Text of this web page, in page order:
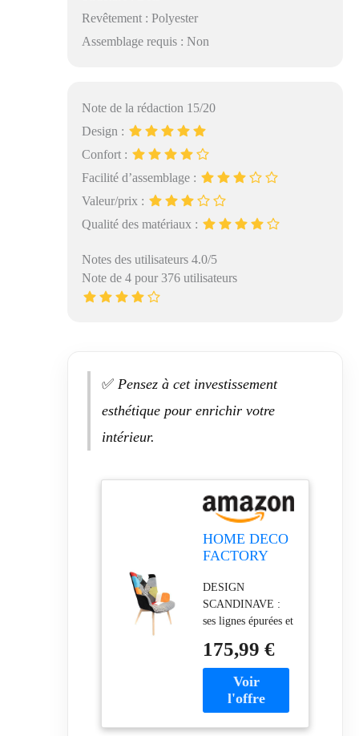
Revêtement : Polyester
Assemblage requis : Non
Note de la rédaction 15/20
Design :
Confort :
Facilité d’assemblage :
Valeur/prix :
Qualité des matériaux :
Notes des utilisateurs 4.0/5
Note de 4 pour 376 utilisateurs
✅ Pensez à cet investissement
esthétique pour enrichir votre
intérieur.
HOME DECO
FACTORY
Patchwork
Scandinave
Structure Bois
Orange
DESIGN
SCANDINAVE :
ses lignes épurées et
habillent avec
élégance. Une
touche nordique et
gaie MOTIF
175,99 €